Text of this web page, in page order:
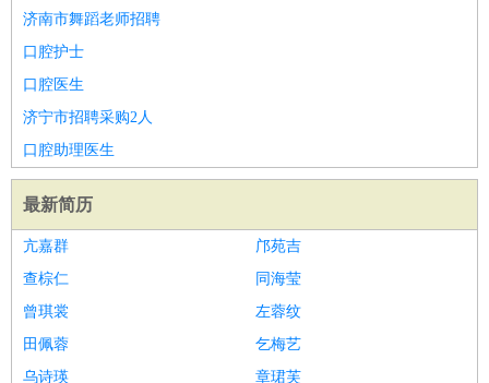
济南市舞蹈老师招聘
口腔护士
口腔医生
济宁市招聘采购2人
口腔助理医生
最新简历
亢嘉群
邝苑吉
查棕仁
同海莹
曾琪裳
左蓉纹
田佩蓉
乞梅艺
乌诗瑛
章珺芙